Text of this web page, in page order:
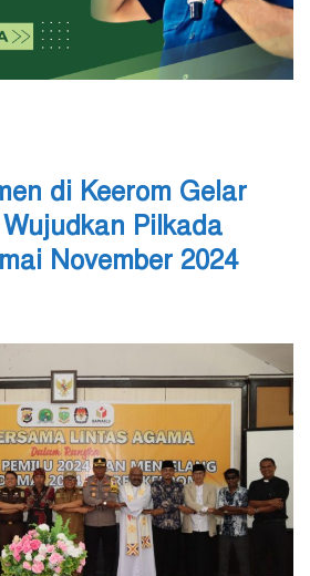
di Keerom Gelar
Pilkada
November 2024